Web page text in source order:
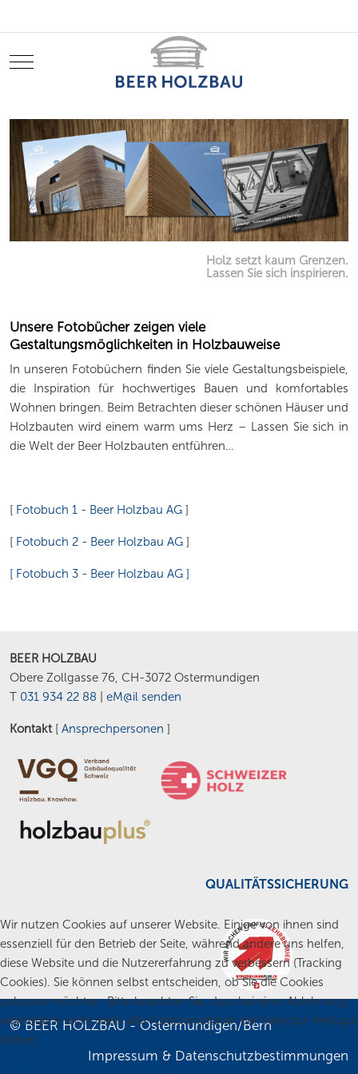
Mobile Menu Toggle
Holz setzt kaum Grenzen.
Lassen Sie sich inspirieren.
Unsere Fotobücher zeigen viele
Gestaltungsmöglichkeiten in Holzbauweise
In unseren Fotobüchern finden Sie viele Gestaltungsbeispiele,
die Inspiration für hochwertiges Bauen und komfortables
Wohnen bringen. Beim Betrachten dieser schönen Häuser und
Holzbauten wird einem warm ums Herz – Lassen Sie sich in
die Welt der Beer Holzbauten entführen…
[ Fotobuch 1 - Beer Holzbau AG ]
[ Fotobuch 2 - Beer Holzbau AG ]
[ Fotobuch 3 - Beer Holzbau AG ]
BEER HOLZBAU
Obere Zollgasse 76, CH-3072 Ostermundigen
T 031 934 22 88 eM@il senden
Kontakt [ Ansprechpersonen ]
QUALITÄTSSICHERUNG
© BEER HOLZBAU - Ostermundigen/Bern
Impressum & Datenschutzbestimmungen
Wir nutzen Cookies auf unserer Website. Einige von ihnen sind
essenziell für den Betrieb der Seite, während andere uns helfen,
diese Website und die Nutzererfahrung zu verbessern (Tracking
Cookies). Sie können selbst entscheiden, ob Sie die Cookies
zulassen möchten. Bitte beachten Sie, dass bei einer Ablehnung
womöglich nicht mehr alle Funktionalitäten der Seite zur
stehen.